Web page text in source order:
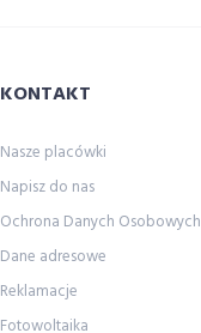
KONTAKT
Nasze placówki
Napisz do nas
Ochrona Danych Osobowych
Dane adresowe
Reklamacje
Fotowoltaika